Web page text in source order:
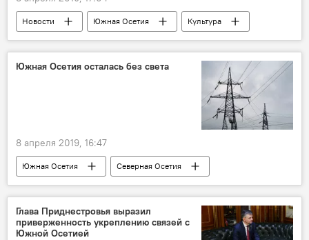
Новости Южная Осетия Культура
Южная Осетия осталась без света
8 апреля 2019, 16:47
Южная Осетия
Северная Осетия
Новости
Происшествия
Глава Приднестровья выразил
приверженность укреплению связей с
Южной Осетией